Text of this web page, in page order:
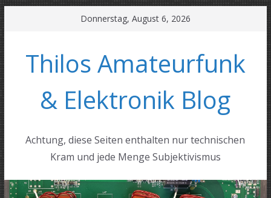
Inhalt
springen
Donnerstag, August 6, 2026
Thilos Amateurfunk
& Elektronik Blog
Achtung, diese Seiten enthalten nur technischen
Kram und jede Menge Subjektivismus